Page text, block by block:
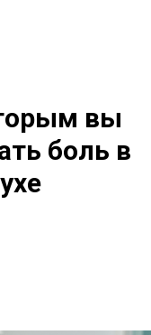
вы
боль в